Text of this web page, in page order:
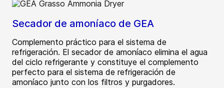
Secador de amoníaco de GEA
Complemento práctico para el sistema de
refrigeración. El secador de amoníaco elimina el agua
del ciclo refrigerante y constituye el complemento
perfecto para el sistema de refrigeración de
amoníaco junto con los filtros y purgadores.